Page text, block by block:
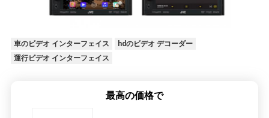
車のビデオ インターフェイス
hdのビデオ デコーダー
運行ビデオ インターフェイス
最高の価格で